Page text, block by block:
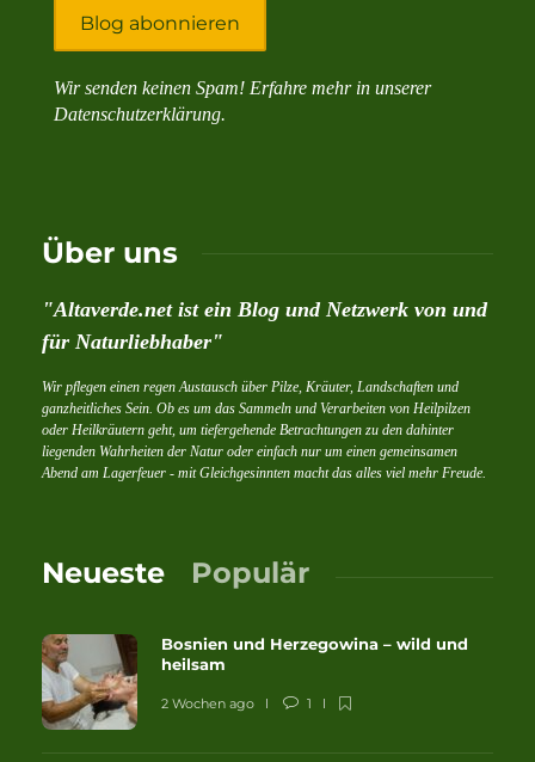
Wir senden keinen Spam! Erfahre mehr in unserer
Datenschutzerklärung.
Über uns
"Altaverde.net ist ein Blog und Netzwerk von und
für Naturliebhaber"
Wir pflegen einen regen Austausch über Pilze, Kräuter, Landschaften und
ganzheitliches Sein. Ob es um das Sammeln und Verarbeiten von Heilpilzen
oder Heilkräutern geht, um tiefergehende Betrachtungen zu den dahinter
liegenden Wahrheiten der Natur oder einfach nur um einen gemeinsamen
Abend am Lagerfeuer - mit Gleichgesinnten macht das alles viel mehr Freude.
Neueste Populär
Bosnien und Herzegowina – wild und
heilsam
2 Wochen ago 1